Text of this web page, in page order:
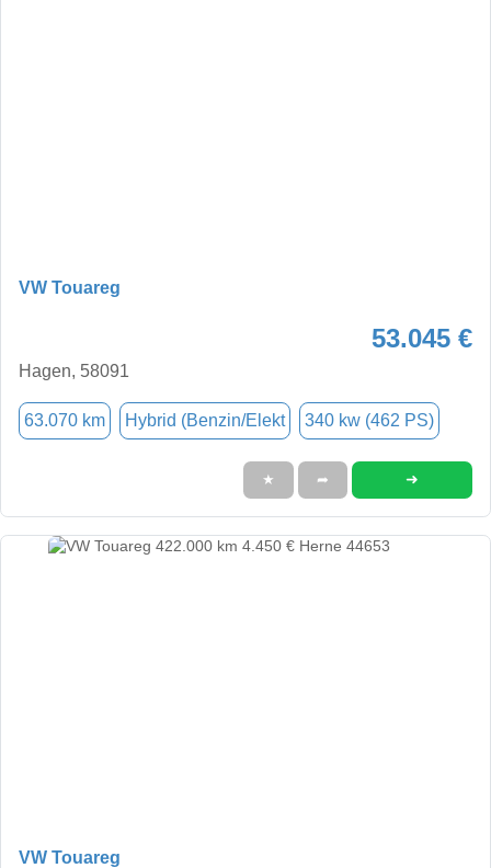
VW Touareg
53.045 €
Hagen, 58091
63.070 km Hybrid (Benzin/Elekt 340 kw (462 PS)
★ ➦ ➜
VW Touareg